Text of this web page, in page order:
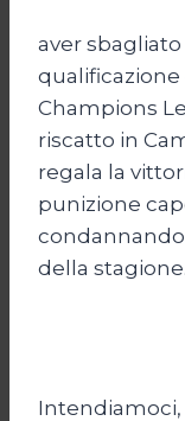
aver
Champions
riscatto in
regala la
punizione
della stagione.